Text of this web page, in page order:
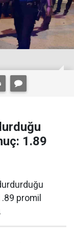
1.89
promil